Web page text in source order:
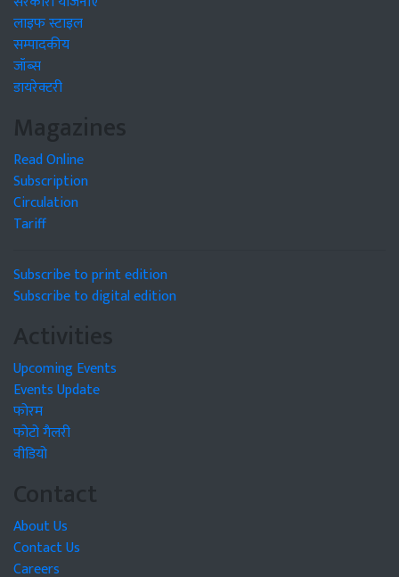
लाइफ स्टाइल
सम्पादकीय
जॉब्स
डायरेक्टरी
Magazines
Read Online
Subscription
Circulation
Tariff
Subscribe to print edition
Subscribe to digital edition
Activities
Upcoming Events
Events Update
फोरम
फोटो गैलरी
वीडियो
Contact
About Us
Contact Us
Careers